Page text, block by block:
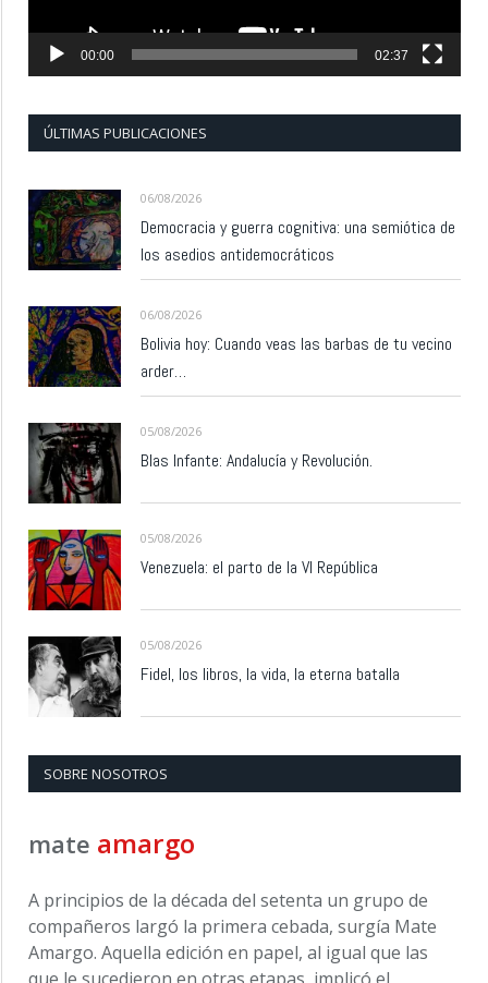
00:00 02:37
ÚLTIMAS PUBLICACIONES
06/08/2026
Democracia y guerra cognitiva: una semiótica de
los asedios antidemocráticos
06/08/2026
Bolivia hoy: Cuando veas las barbas de tu vecino
arder…
05/08/2026
Blas Infante: Andalucía y Revolución.
05/08/2026
Venezuela: el parto de la VI República
05/08/2026
Fidel, los libros, la vida, la eterna batalla
SOBRE NOSOTROS
mate amargo
A principios de la década del setenta un grupo de
compañeros largó la primera cebada, surgía Mate
Amargo. Aquella edición en papel, al igual que las